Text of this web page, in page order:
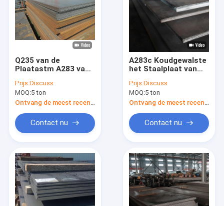
Q235 van de
Plaatastm A283 van
Structurele Staal het
Koolstofstaal A36
Prijs:Discuss
MOQ:5 ton
Contact nu
A283c Koudgewalste
het Staalplaat van
Koolstofstaalblad
Q235b 1018
Prijs:Discuss
MOQ:5 ton
Contact nu